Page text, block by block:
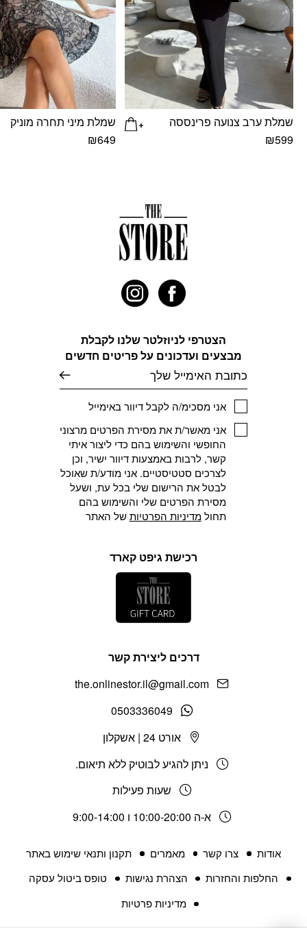
שמלת ערב צנועה פרינססה
₪599
שמלת מיני תחרה מוניק
₪649
הצטרפי לניוזלטר שלנו לקבלת
מבצעים ועדכונים על פריטים חדשים
אני מסכימ/ה לקבל דיוור באימייל
אני מאשר/ת את מסירת הפרטים מרצוני
החופשי והשימוש בהם כדי ליצור איתי
קשר, לרבות באמצעות דיוור ישיר, וכן
לצרכים סטטיסטיים. אני מודע/ת שאוכל
לבטל את הרישום שלי בכל עת, ושעל
מסירת הפרטים שלי והשימוש בהם
תחולמדיניות הפרטיותשל האתר
אודות צרו קשר מאמרים
תקנון ותנאי שימוש באתר
החלפות והחזרות
הצהרת נגישות
טופס ביטול עסקה
מדיניות פרטיות
דרכים ליצירת קשר
the.onlinestor.il@gmail.com
0503336049
אורט 24 | אשקלון
ניתן להגיע לבוטיק ללא תיאום.
שעות פעילות
א-ה 10:00-20:00 ו 9:00-14:00
רכישת גיפט קארד